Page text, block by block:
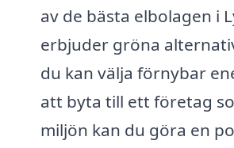
av de bästa elbolagen i
erbjuder gröna
du kan välja förnybar
att byta till ett företag
miljön kan du göra en